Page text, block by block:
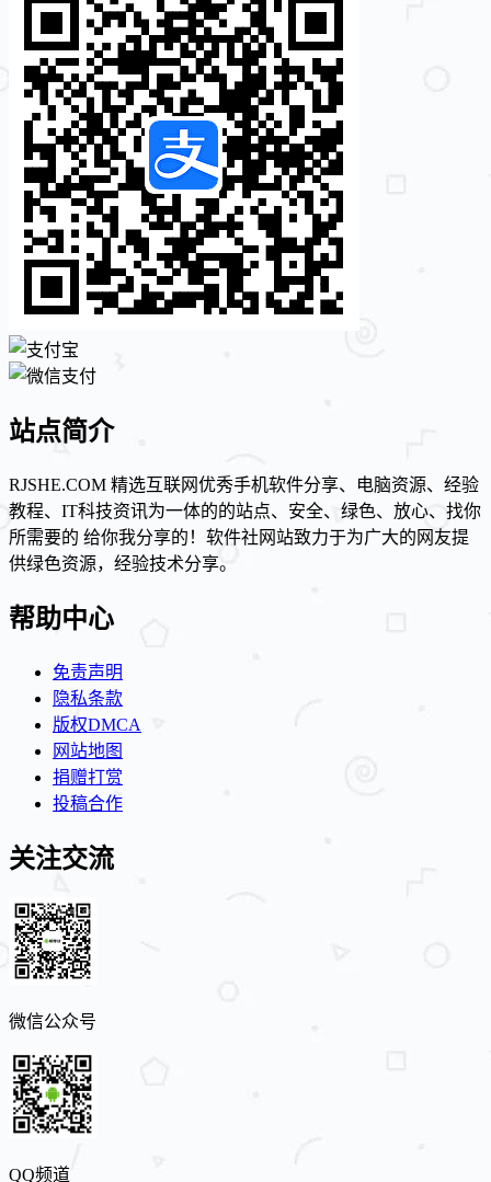
站点简介
RJSHE.COM 精选互联网优秀手机软件分享、电脑资源、经验
教程、IT科技资讯为一体的的站点、安全、绿色、放心、找你
所需要的 给你我分享的！软件社网站致力于为广大的网友提
供绿色资源，经验技术分享。
帮助中心
免责声明
隐私条款
版权DMCA
网站地图
捐赠打赏
投稿合作
关注交流
微信公众号
QQ频道